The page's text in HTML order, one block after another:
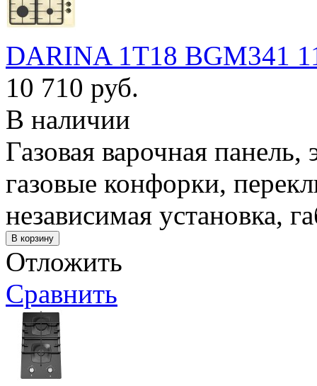
DARINA 1T18 BGM341
10 710 руб.
В наличии
Газовая варочная
газовые конфорки,
независимая установка,
Отложить
Сравнить